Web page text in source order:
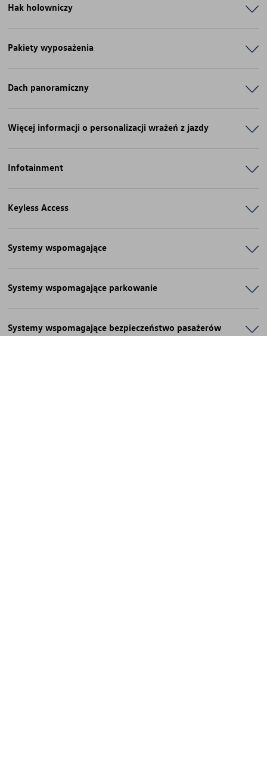
Hak holowniczy
Pakiety wyposażenia
Dach panoramiczny
Więcej informacji o personalizacji wrażeń z jazdy
Infotainment
Keyless Access
Systemy wspomagające
Systemy wspomagające parkowanie
Systemy wspomagające bezpieczeństwo pasażerów